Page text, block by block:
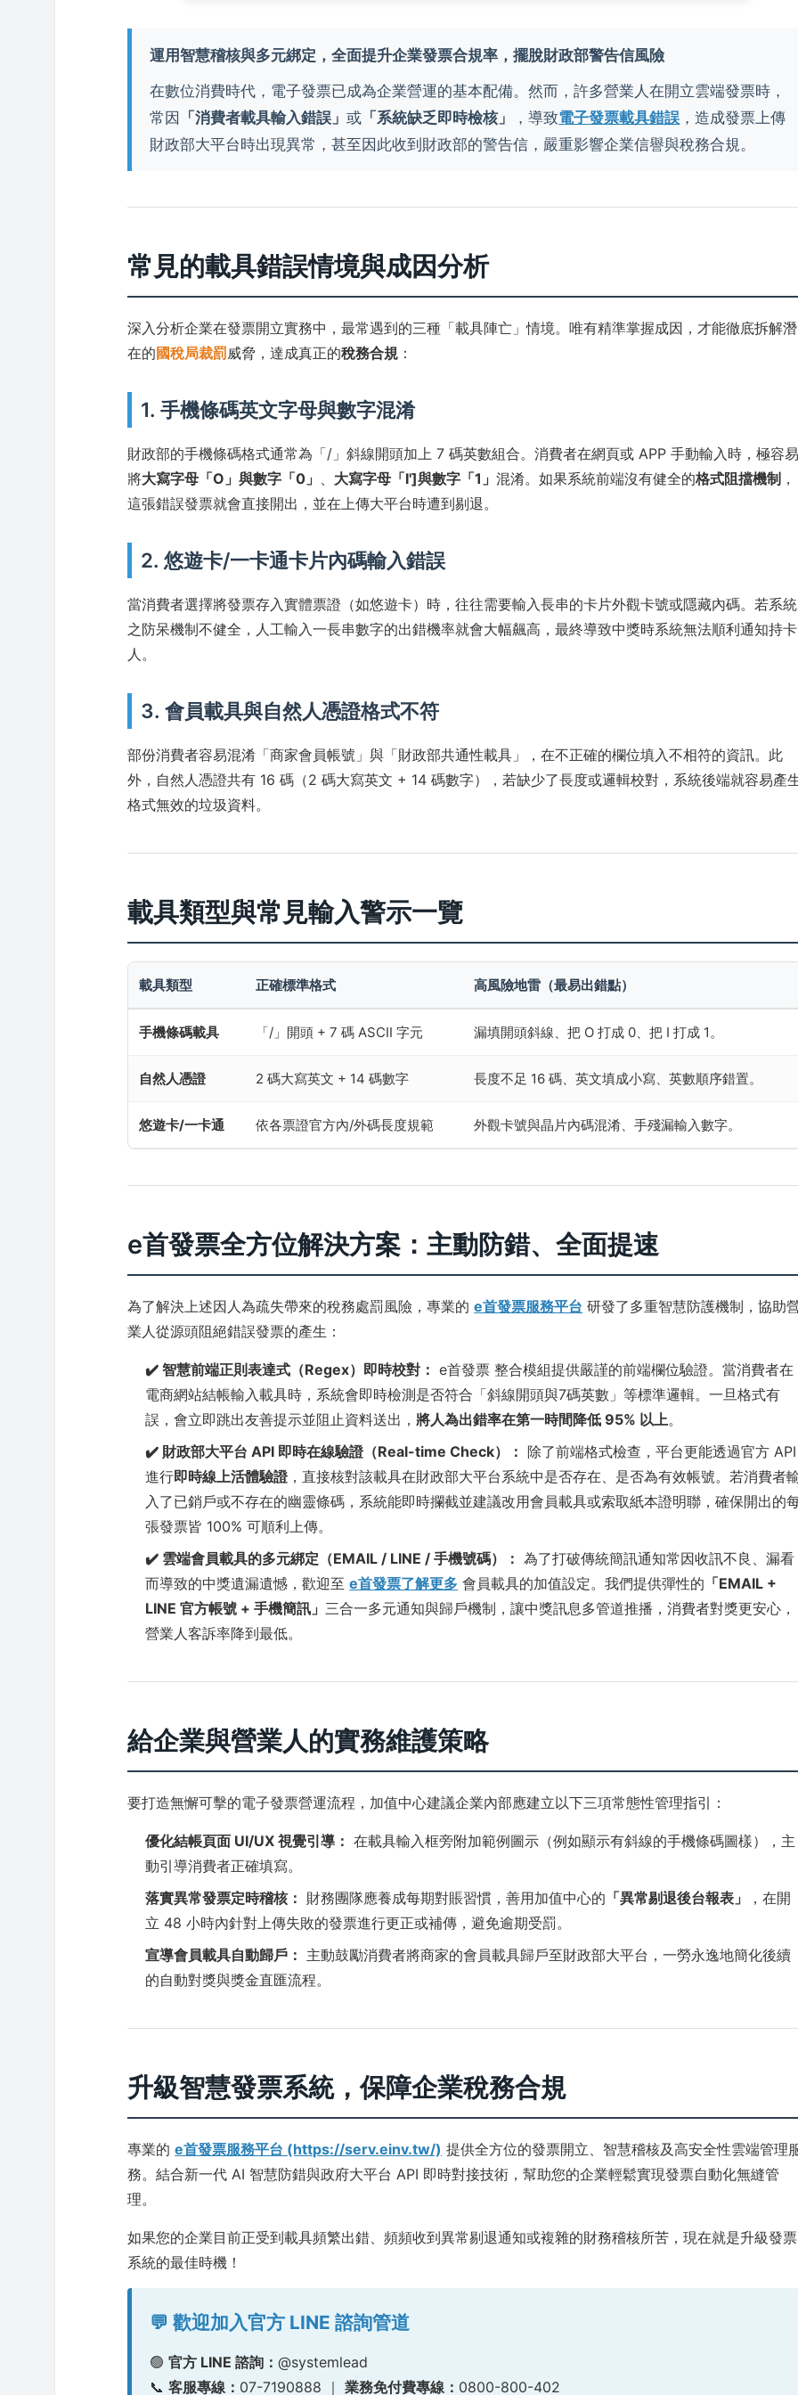
運用智慧稽核與多元綁定，全面提升企業發票合規率，擺脫財政部警告信風險
在數位消費時代，電子發票已成為企業營運的基本配備。然而，許多營業人在開立雲端發票時，
常因
「消費者載具輸入錯誤」或 「系統缺乏即時檢核」 ，導致電子發票載具錯誤 ，造成發票上傳
財政部大平台時出現異常，甚至因此收到財政部的警告信，嚴重影響企業信譽與稅務合規。
常見的載具錯誤情境與成因分析
深入分析企業在發票開立實務中，最常遇到的三種「載具陣亡」情境。唯有精準掌握成因，才能徹底拆解潛
在的 國稅局裁罰威脅，達成真正的稅務合規 ：
1. 手機條碼英文字母與數字混淆
財政部的手機條碼格式通常為「/」斜線開頭加上 7 碼英數組合。消費者在網頁或 APP 手動輸入時，極容
將大寫字母「O」與數字「0」 、 大寫字母「I']與數字「1」混淆。如果系統前端沒有健全的格式阻擋機制 ，
這張錯誤發票就會直接開出，並在上傳大平台時遭到剔退。
2. 悠遊卡/一卡通卡片內碼輸入錯誤
當消費者選擇將發票存入實體票證（如悠遊卡）時，往往需要輸入長串的卡片外觀卡號或隱藏內碼。若系統
之防呆機制不健全，人工輸入一長串數字的出錯機率就會大幅飆高，最終導致中獎時系統無法順利通知持卡
人。
3. 會員載具與自然人憑證格式不符
部份消費者容易混淆「商家會員帳號」與「財政部共通性載具」，在不正確的欄位填入不相符的資訊。此
外，自然人憑證共有 16 碼（2 碼大寫英文 + 14 碼數字），若缺少了長度或邏輯校對，系統後端就容易產
格式無效的垃圾資料。
載具類型與常見輸入警示一覽
載具類型 正確標準格式 高風險地雷（最易出錯點）
手機條碼載具 「/」開頭 + 7 碼 ASCII 字元 漏填開頭斜線、把 O 打成 0、把 I 打成 1。
自然人憑證 2 碼大寫英文 + 14 碼數字 長度不足 16 碼、英文填成小寫、英數順序錯置。
悠遊卡/一卡通 依各票證官方內/外碼長度規範 外觀卡號與晶片內碼混淆、手殘漏輸入數字。
e首發票全方位解決方案：主動防錯、全面提速
為了解決上述因人為疏失帶來的稅務處罰風險，專業的e首發票服務平台 研發了多重智慧防護機制，協助
業人從源頭阻絕錯誤發票的產生：
✔️ 智慧前端正則表達式（Regex）即時校對： e首發票 整合模組提供嚴謹的前端欄位驗證。當消費者在
電商網站結帳輸入載具時，系統會即時檢測是否符合「斜線開頭與7碼英數」等標準邏輯。一旦格式有
誤，會立即跳出友善提示並阻止資料送出，將人為出錯率在第一時間降低 95% 以上。
✔️ 財政部大平台 API 即時在線驗證（Real-time Check）： 除了前端格式檢查，平台更能透過官方 API
進行即時線上活體驗證，直接核對該載具在財政部大平台系統中是否存在、是否為有效帳號。若消費者
入了已銷戶或不存在的幽靈條碼，系統能即時攔截並建議改用會員載具或索取紙本證明聯，確保開出的
張發票皆 100% 可順利上傳。
✔️ 雲端會員載具的多元綁定（EMAIL / LINE / 手機號碼）： 為了打破傳統簡訊通知常因收訊不良、漏看
而導致的中獎遺漏遺憾，歡迎至e首發票了解更多 會員載具的加值設定。我們提供彈性的 「EMAIL +
LINE 官方帳號 + 手機簡訊」三合一多元通知與歸戶機制，讓中獎訊息多管道推播，消費者對獎更安心，
營業人客訴率降到最低。
給企業與營業人的實務維護策略
要打造無懈可擊的電子發票營運流程，加值中心建議企業內部應建立以下三項常態性管理指引：
優化結帳頁面 UI/UX 視覺引導： 在載具輸入框旁附加範例圖示（例如顯示有斜線的手機條碼圖樣），主
動引導消費者正確填寫。
落實異常發票定時稽核： 財務團隊應養成每期對賬習慣，善用加值中心的 「異常剔退後台報表」
，在開
立 48 小時內針對上傳失敗的發票進行更正或補傳，避免逾期受罰。
宣導會員載具自動歸戶： 主動鼓勵消費者將商家的會員載具歸戶至財政部大平台，一勞永逸地簡化後續
的自動對獎與獎金直匯流程。
升級智慧發票系統，保障企業稅務合規
專業的e首發票服務平台 (https://serv.einv.tw/) 提供全方位的發票開立、智慧稽核及高安全性雲端管理
務。結合新一代 AI 智慧防錯與政府大平台 API 即時對接技術，幫助您的企業輕鬆實現發票自動化無縫管
理。
如果您的企業目前正受到載具頻繁出錯、頻頻收到異常剔退通知或複雜的財務稽核所苦，現在就是升級發票
系統的最佳時機！
💬 歡迎加入官方 LINE 諮詢管道
🟢官方 LINE 諮詢：@systemlead
📞客服專線： 07-7190888 ｜業務免付費專線： 0800-800-402